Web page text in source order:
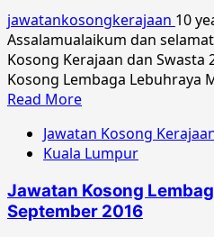
Februari
2017
jawatankosongkerajaan 10
Assalamualaikum dan
Kosong Kerajaan dan Swasta
Kosong Lembaga Lebuhraya
Read MoreRead
about
Jawatan
Lembaga
Lebuhraya
Jawatan Kosong
Kuala Lumpur
Jawatan Kosong
September 2016